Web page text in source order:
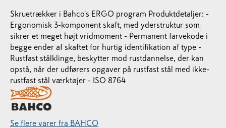
Skruetrækker i Bahco's ERGO program Produktdetaljer: -
Ergonomisk 3-komponent skaft, med yderstruktur som
sikrer et meget højt vridmoment - Permanent farvekode i
begge ender af skaftet for hurtig identifikation af type -
Rustfast stålklinge, beskytter mod rustdannelse, der kan
opstå, når der udførers opgaver på rustfast stål med ikke-
rustfast stål værktøjer - ISO 8764
Se flere varer fra BAHCO